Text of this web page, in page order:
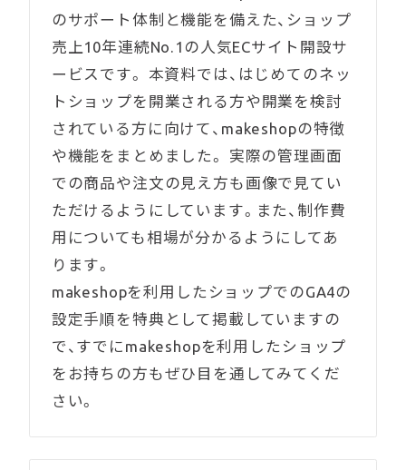
採用情報
Contact us
お問い合わせ
のサポート体制と機能を備えた、ショップ
売上10年連続No.1の人気ECサイト開設サ
ービスです。 本資料では、はじめてのネッ
トショップを開業される方や開業を検討
されている方に向けて、makeshopの特徴
や機能をまとめました。 実際の管理画面
での商品や注文の見え方も画像で見てい
ただけるようにしています。また、制作費
用についても相場が分かるようにしてあ
ります。
makeshopを利用したショップでのGA4の
設定手順を特典として掲載していますの
で、すでにmakeshopを利用したショップ
をお持ちの方もぜひ目を通してみてくだ
さい。